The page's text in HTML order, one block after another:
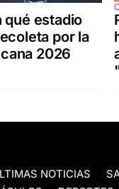
qué estadio
por la
2026
NOTICIAS